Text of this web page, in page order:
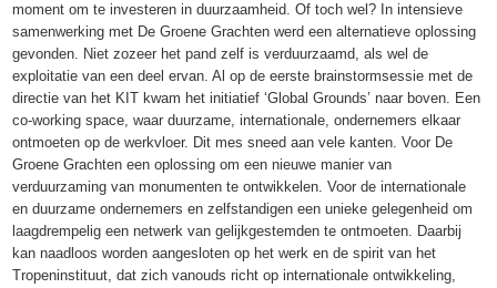
moment om te investeren in duurzaamheid. Of toch wel? In intensieve
samenwerking met De Groene Grachten werd een alternatieve oplossing
gevonden. Niet zozeer het pand zelf is verduurzaamd, als wel de
exploitatie van een deel ervan. Al op de eerste brainstormsessie met de
directie van het KIT kwam het initiatief ‘Global Grounds’ naar boven. Een
co-working space, waar duurzame, internationale, ondernemers elkaar
ontmoeten op de werkvloer. Dit mes sneed aan vele kanten. Voor De
Groene Grachten een oplossing om een nieuwe manier van
verduurzaming van monumenten te ontwikkelen. Voor de internationale
en duurzame ondernemers en zelfstandigen een unieke gelegenheid om
laagdrempelig een netwerk van gelijkgestemden te ontmoeten. Daarbij
kan naadloos worden aangesloten op het werk en de spirit van het
Tropeninstituut, dat zich vanouds richt op internationale ontwikkeling,